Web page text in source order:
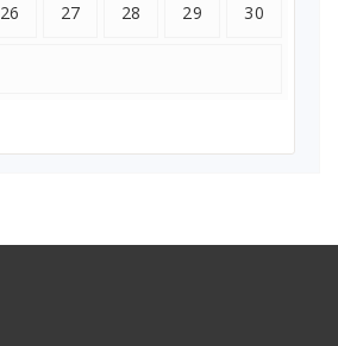
26 27 28 29 30